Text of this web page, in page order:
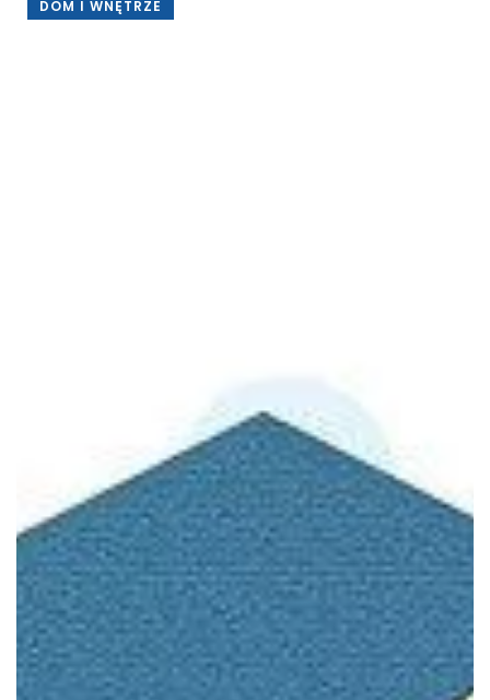
DOM I WNĘTRZE